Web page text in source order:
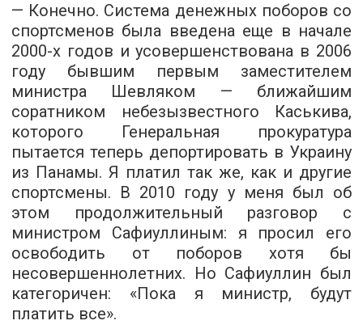
— Конечно. Система денежных поборов со
спортсменов была введена еще в начале
2000-х годов и усовершенствована в 2006
году бывшим первым заместителем
министра Шевляком — ближайшим
соратником небезызвестного Каськива,
которого Генеральная прокуратура
пытается теперь депортировать в Украину
из Панамы. Я платил так же, как и другие
спортсмены. В 2010 году у меня был об
этом продолжительный разговор с
министром Сафиуллиным: я просил его
освободить от поборов хотя бы
несовершеннолетних. Но Сафиуллин был
категоричен: «Пока я министр, будут
платить все».